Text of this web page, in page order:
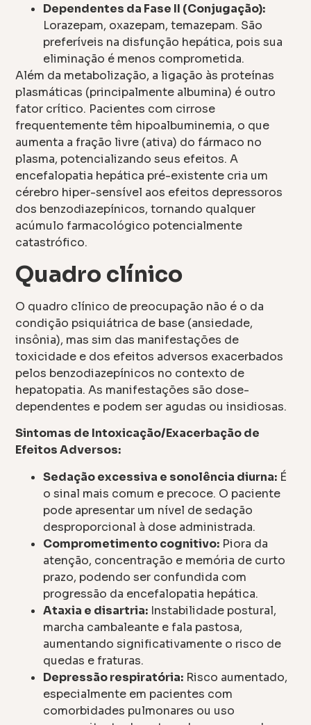
Dependentes da Fase II (Conjugação):
Lorazepam, oxazepam, temazepam. São
preferíveis na disfunção hepática, pois sua
eliminação é menos comprometida.
Além da metabolização, a ligação às proteínas
plasmáticas (principalmente albumina) é outro
fator crítico. Pacientes com cirrose
frequentemente têm hipoalbuminemia, o que
aumenta a fração livre (ativa) do fármaco no
plasma, potencializando seus efeitos. A
encefalopatia hepática pré-existente cria um
cérebro hiper-sensível aos efeitos depressoros
dos benzodiazepínicos, tornando qualquer
acúmulo farmacológico potencialmente
catastrófico.
Quadro clínico
O quadro clínico de preocupação não é o da
condição psiquiátrica de base (ansiedade,
insônia), mas sim das manifestações de
toxicidade e dos efeitos adversos exacerbados
pelos benzodiazepínicos no contexto de
hepatopatia. As manifestações são dose-
dependentes e podem ser agudas ou insidiosas.
Sintomas de Intoxicação/Exacerbação de
Efeitos Adversos:
Sedação excessiva e sonolência diurna: É
o sinal mais comum e precoce. O paciente
pode apresentar um nível de sedação
desproporcional à dose administrada.
Comprometimento cognitivo: Piora da
atenção, concentração e memória de curto
prazo, podendo ser confundida com
progressão da encefalopatia hepática.
Ataxia e disartria: Instabilidade postural,
marcha cambaleante e fala pastosa,
aumentando significativamente o risco de
quedas e fraturas.
Depressão respiratória: Risco aumentado,
especialmente em pacientes com
comorbidades pulmonares ou uso